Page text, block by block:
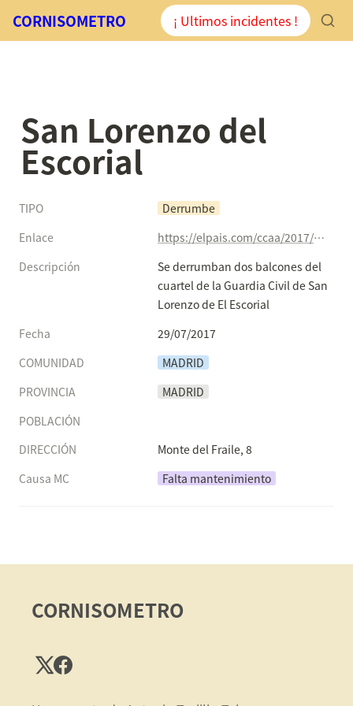
CORNISOMETRO ¡ Ultimos incidentes !
San Lorenzo del
Escorial
TIPO
Derrumbe
Enlace
https://elpais.com/ccaa/2017/07/29/madrid/1501321781_852653.html?id_externo_rsoc=TW_CC
Descripción
Se derrumban dos balcones del
cuartel de la Guardia Civil de San
Lorenzo de El Escorial
Fecha
29/07/2017
COMUNIDAD
MADRID
PROVINCIA
MADRID
POBLACIÓN
DIRECCIÓN
Monte del Fraile, 8
Causa MC
Falta mantenimiento
CORNISOMETRO